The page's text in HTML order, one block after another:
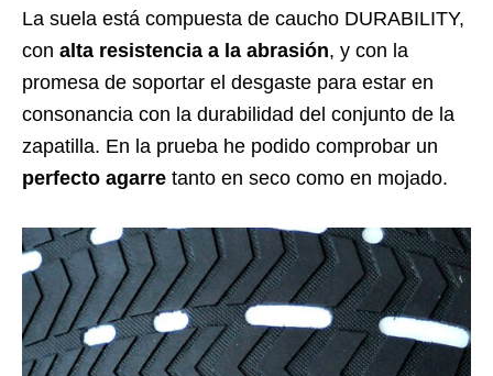
La suela está compuesta de caucho DURABILITY,
con alta resistencia a la abrasión, y con la
promesa de soportar el desgaste para estar en
consonancia con la durabilidad del conjunto de la
zapatilla. En la prueba he podido comprobar un
perfecto agarre tanto en seco como en mojado.